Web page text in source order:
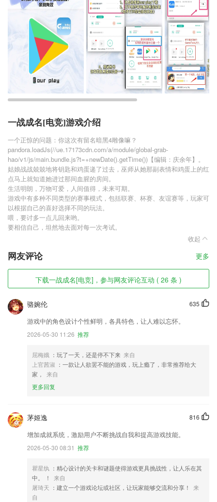
一战成名[电竞]游戏介绍
一个正惊的问题：你这次有留名暗黑4雕像嘛？
pandora.loadJs(//ue.17173cdn.com/a/module/global-grab-
hao/v1/js/main.bundle.js?t=+newDate().getTime())【编辑：庆余年】。
姑娘战战兢兢地将钥匙和鸡蛋递了过去，巫师从她那副表情和鸡蛋上的红
点马上就知道她进过那间血腥的房间。
生活明朗，万物可爱，人间值得，未来可期。
游戏中有多种不同类型的赛事模式，包括联赛、杯赛、友谊赛等，玩家可
以根据自己的喜好选择不同的玩法。
喂，要讨多一点儿回来哟。
要相信自己，坦然地去面对每一次考试。
收起
网友评论 更多
下载一战成名[电竞]，参与网友评论互动 ( 26 条 )
635
骆婉伦
游戏中的角色设计个性鲜明，各具特色，让人难以忘怀。
2026-05-30 11:26 推荐
屈梅娥 ：玩了一天，还是停不下来 来自
上官茜淑 ：一款让人欲罢不能的游戏，玩上瘾了，非常推荐给大
家，
来自
更多回复
816
茅姬逸
增加成就系统，激励用户不断挑战自我和提高游戏技能。
2026-05-30 08:31 推荐
瞿星纨 ：精心设计的关卡和谜题使得游戏更具挑战性，让人乐在其
中。 ！
来自
屠琦天 ：建立一个游戏论坛或社区，让玩家能够交流和分享！
来
自